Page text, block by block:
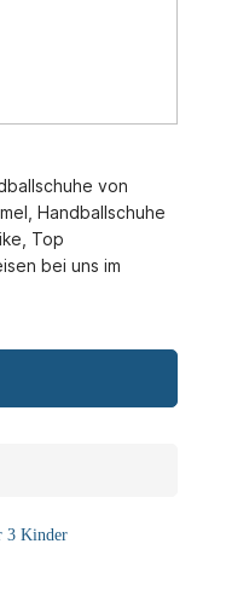
von
Handballschuhe
Top
bei uns im